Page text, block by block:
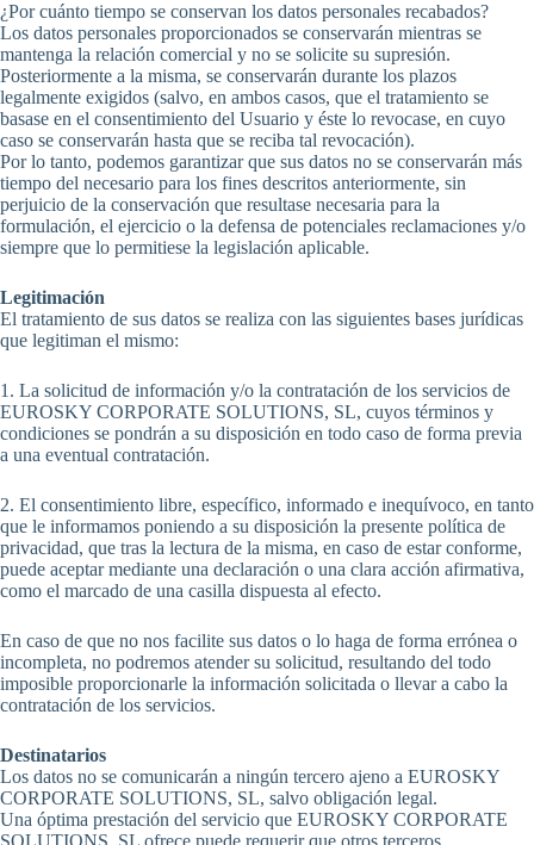
¿Por cuánto tiempo se conservan los datos personales recabados?
Los datos personales proporcionados se conservarán mientras se
mantenga la relación comercial y no se solicite su supresión.
Posteriormente a la misma, se conservarán durante los plazos
legalmente exigidos (salvo, en ambos casos, que el tratamiento se
basase en el consentimiento del Usuario y éste lo revocase, en cuyo
caso se conservarán hasta que se reciba tal revocación).
Por lo tanto, podemos garantizar que sus datos no se conservarán más
tiempo del necesario para los fines descritos anteriormente, sin
perjuicio de la conservación que resultase necesaria para la
formulación, el ejercicio o la defensa de potenciales reclamaciones y/o
siempre que lo permitiese la legislación aplicable.
Legitimación
El tratamiento de sus datos se realiza con las siguientes bases jurídicas
que legitiman el mismo:
1. La solicitud de información y/o la contratación de los servicios de
EUROSKY CORPORATE SOLUTIONS, SL, cuyos términos y
condiciones se pondrán a su disposición en todo caso de forma previa
a una eventual contratación.
2. El consentimiento libre, específico, informado e inequívoco, en tanto
que le informamos poniendo a su disposición la presente política de
privacidad, que tras la lectura de la misma, en caso de estar conforme,
puede aceptar mediante una declaración o una clara acción afirmativa,
como el marcado de una casilla dispuesta al efecto.
En caso de que no nos facilite sus datos o lo haga de forma errónea o
incompleta, no podremos atender su solicitud, resultando del todo
imposible proporcionarle la información solicitada o llevar a cabo la
contratación de los servicios.
Destinatarios
Los datos no se comunicarán a ningún tercero ajeno a EUROSKY
CORPORATE SOLUTIONS, SL, salvo obligación legal.
Una óptima prestación del servicio que EUROSKY CORPORATE
SOLUTIONS, SL ofrece puede requerir que otros terceros